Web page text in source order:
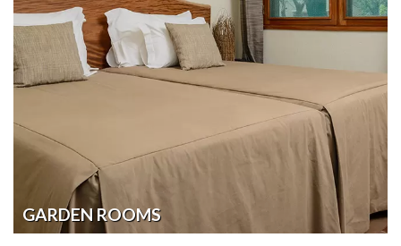
GARDEN ROOMS